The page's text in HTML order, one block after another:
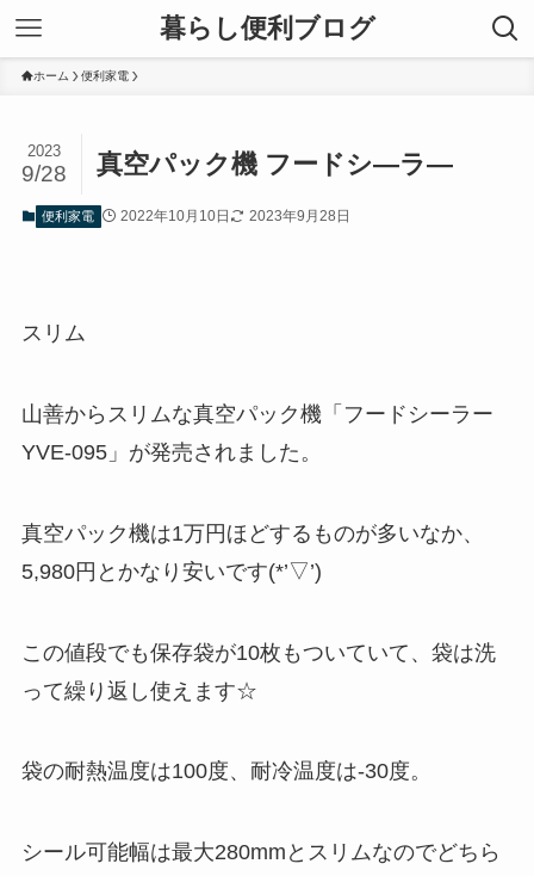
暮らし便利ブログ
ホーム 便利家電
真空パック機 フードシ―ラ―
2023
9/28
便利家電 2022年10月10日 2023年9月28日
スリム
山善からスリムな真空パック機「フードシーラー
YVE-095」が発売されました。
真空パック機は1万円ほどするものが多いなか、
5,980円とかなり安いです(*’▽’)
この値段でも保存袋が10枚もついていて、袋は洗
って繰り返し使えます☆
袋の耐熱温度は100度、耐冷温度は-30度。
シール可能幅は最大280mmとスリムなのでどちら